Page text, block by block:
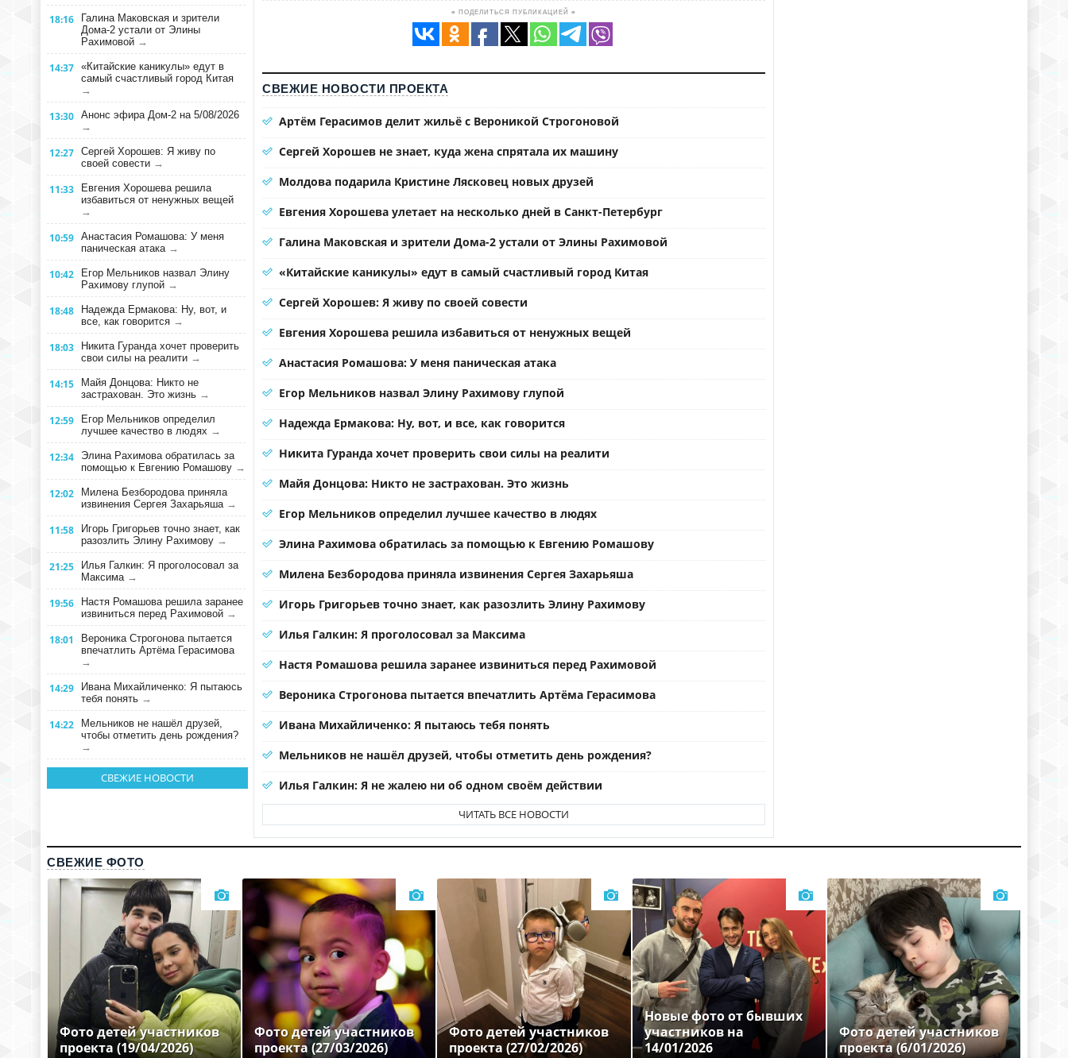
18:16
Галина Маковская и зрители
Дома-2 устали от Элины
Рахимовой →
14:37 «Китайские каникулы» едут в
самый счастливый город Китая
→
13:30 Анонс эфира Дом-2 на 5/08/2026
→
12:27 Сергей Хорошев: Я живу по
своей совести →
11:33
Евгения Хорошева решила
избавиться от ненужных вещей
→
10:59 Анастасия Ромашова: У меня
паническая атака →
10:42
Егор Мельников назвал Элину
Рахимову глупой →
18:48
Надежда Ермакова: Ну, вот, и
все, как говорится →
18:03
Никита Гуранда хочет проверить
свои силы на реалити →
14:15
Майя Донцова: Никто не
застрахован. Это жизнь →
12:59
Егор Мельников определил
лучшее качество в людях →
12:34
Элина Рахимова обратилась за
помощью к Евгению Ромашову →
12:02
Милена Безбородова приняла
извинения Сергея Захарьяша →
11:58
Игорь Григорьев точно знает, как
разозлить Элину Рахимову →
21:25
Илья Галкин: Я проголосовал за
Максима →
19:56
Настя Ромашова решила заранее
извиниться перед Рахимовой →
18:01
Вероника Строгонова пытается
впечатлить Артёма Герасимова
→
14:29
Ивана Михайличенко: Я пытаюсь
тебя понять →
14:22
Мельников не нашёл друзей,
чтобы отметить день рождения?
→
СВЕЖИЕ НОВОСТИ
≡ ПОДЕЛИТЬСЯ ПУБЛИКАЦИЕЙ ≡
СВЕЖИЕ НОВОСТИ ПРОЕКТА
Артём Герасимов делит жильё с Вероникой Строгоновой
Сергей Хорошев не знает, куда жена спрятала их машину
Молдова подарила Кристине Лясковец новых друзей
Евгения Хорошева улетает на несколько дней в Санкт-Петербург
Галина Маковская и зрители Дома-2 устали от Элины Рахимовой
«Китайские каникулы» едут в самый счастливый город Китая
Сергей Хорошев: Я живу по своей совести
Евгения Хорошева решила избавиться от ненужных вещей
Анастасия Ромашова: У меня паническая атака
Егор Мельников назвал Элину Рахимову глупой
Надежда Ермакова: Ну, вот, и все, как говорится
Никита Гуранда хочет проверить свои силы на реалити
Майя Донцова: Никто не застрахован. Это жизнь
Егор Мельников определил лучшее качество в людях
Элина Рахимова обратилась за помощью к Евгению Ромашову
Милена Безбородова приняла извинения Сергея Захарьяша
Игорь Григорьев точно знает, как разозлить Элину Рахимову
Илья Галкин: Я проголосовал за Максима
Настя Ромашова решила заранее извиниться перед Рахимовой
Вероника Строгонова пытается впечатлить Артёма Герасимова
Ивана Михайличенко: Я пытаюсь тебя понять
Мельников не нашёл друзей, чтобы отметить день рождения?
Илья Галкин: Я не жалею ни об одном своём действии
ЧИТАТЬ ВСЕ НОВОСТИ
СВЕЖИЕ ФОТО
Фото детей участников
проекта (19/04/2026)
Фото детей участников
проекта (27/03/2026)
Фото детей участников
проекта (27/02/2026)
Новые фото от бывших
участников на
14/01/2026
Фото детей участников
проекта (6/01/2026)